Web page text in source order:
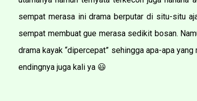
sempat merasa ini drama berputar di situ-situ
sempat membuat gue merasa sedikit bosan.
drama kayak “dipercepat” sehingga apa-apa
endingnya juga kali ya 😃